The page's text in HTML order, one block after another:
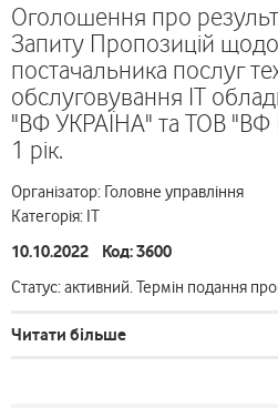
Оголошення про
Запиту Пропозицій
постачальника послуг
обслуговування ІТ
"ВФ УКРАЇНА" та ТОВ "ВФ
1 рік.
Організатор: Головне управління
Категорія: ІТ
10.10.2022 Код: 3600
Статус: активний. Термін подання
Читати більше